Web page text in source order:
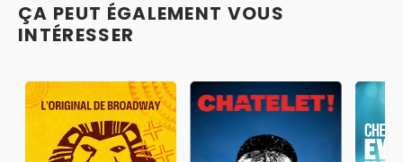
ÇA PEUT ÉGALEMENT VOUS
INTÉRESSER